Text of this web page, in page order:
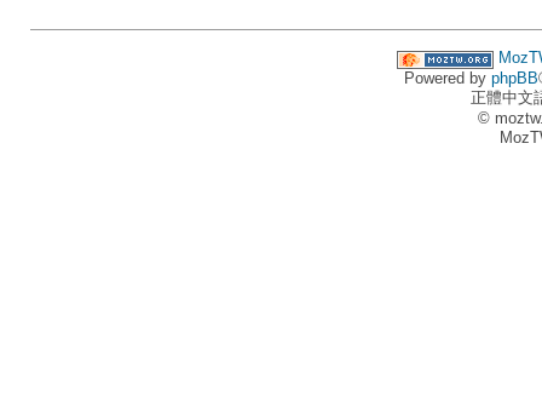
Powered by phpBB
正體中文
©